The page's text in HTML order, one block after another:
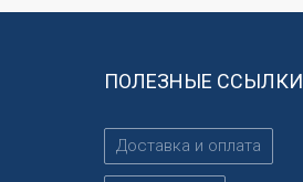
ПОЛЕЗНЫЕ ССЫЛКИ
Доставка и оплата